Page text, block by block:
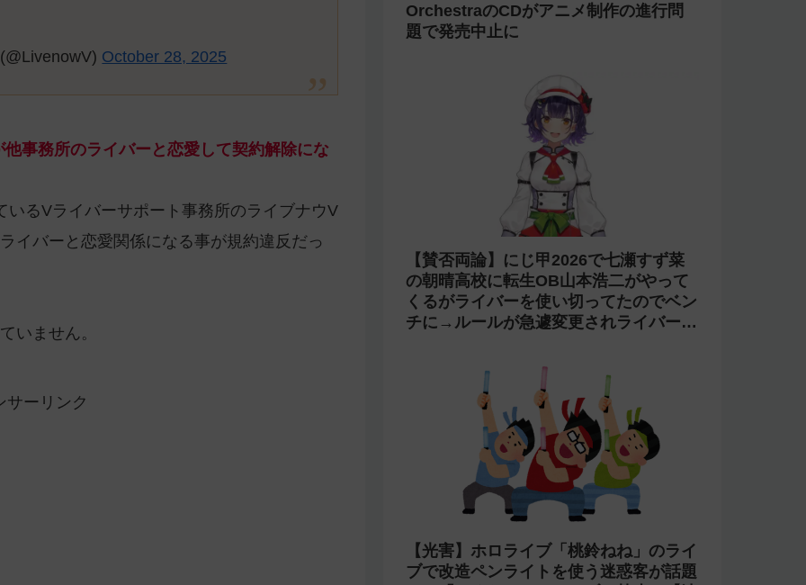
October 28, 2025
事務所のライバーと恋愛して契約解除にな
るVライバーサポート事務所のライブナウV
イバーと恋愛関係になる事が規約違反だっ
いません。
サーリンク
OrchestraのCDがアニメ制作の進行問
題で発売中止に
【賛否両論】にじ甲2026で七瀬すず菜
の朝晴高校に転生OB山本浩二がやって
くるがライバーを使い切ってたのでベン
チに→ルールが急遽変更されライバーの
【光害】ホロライブ「桃鈴ねね」のライ
ブで改造ペンライトを使う迷惑客が話題